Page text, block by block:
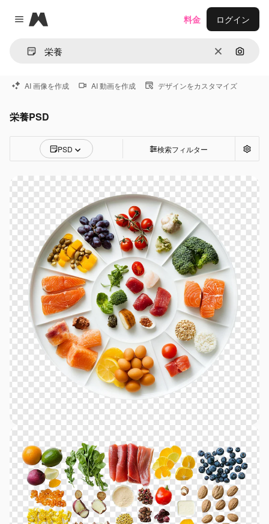
Close menu
Magnific
消去 画像で
料金 ログイン
AI 画像を作成 AI 動画を作成 デザインをカスタマイズ
栄養PSD
PSD 検索フィルター